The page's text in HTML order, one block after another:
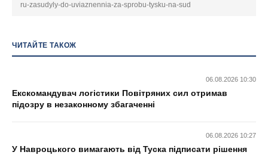
ru-zasudyly-do-uviaznennia-za-sprobu-tysku-na-sud
ЧИТАЙТЕ ТАКОЖ
06.08.2026 10:30
Екскомандувач логістики Повітряних сил отримав
підозру в незаконному збагаченні
06.08.2026 10:27
У Навроцького вимагають від Туска підписати рішення